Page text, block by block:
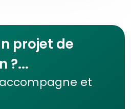
projet de
?...
et